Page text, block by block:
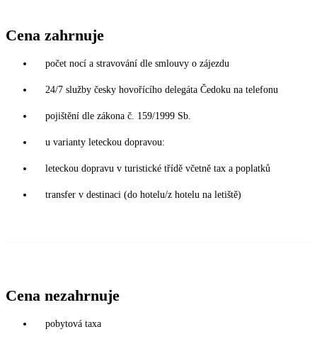
Cena zahrnuje
počet nocí a stravování dle smlouvy o zájezdu
24/7 služby česky hovořícího delegáta Čedoku na telefonu
pojištění dle zákona č. 159/1999 Sb.
u varianty leteckou dopravou:
leteckou dopravu v turistické třídě včetně tax a poplatků
transfer v destinaci (do hotelu/z hotelu na letiště)
Cena nezahrnuje
pobytová taxa